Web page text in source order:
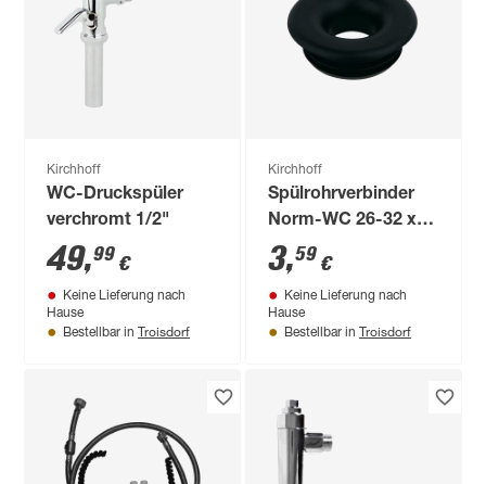
Kirchhoff
WC-Druckspüler
verchromt 1/2"
49,99 €
Keine Lieferung nach
Hause
Bestellbar in Troisdorf
Kirchhoff
Spülrohrverbinder
Norm-WC 26-32 x
48 mm
3,59 €
Keine Lieferung nach
Hause
Bestellbar in Troisdorf